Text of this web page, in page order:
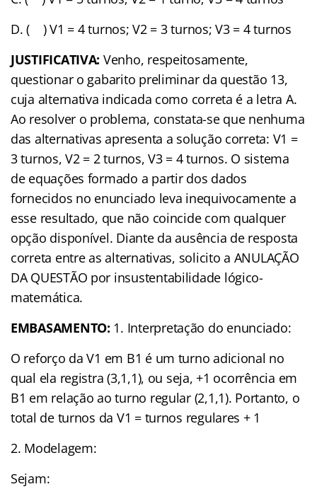
D. ( ) V1 = 4 turnos; V2 = 3 turnos; V3 = 4 turnos
JUSTIFICATIVA: Venho, respeitosamente,
questionar o gabarito preliminar da questão 13,
cuja alternativa indicada como correta é a letra A.
Ao resolver o problema, constata-se que nenhuma
das alternativas apresenta a solução correta: V1 =
3 turnos, V2 = 2 turnos, V3 = 4 turnos. O sistema
de equações formado a partir dos dados
fornecidos no enunciado leva inequivocamente a
esse resultado, que não coincide com qualquer
opção disponível. Diante da ausência de resposta
correta entre as alternativas, solicito a ANULAÇÃO
DA QUESTÃO por insustentabilidade lógico-
matemática.
EMBASAMENTO: 1. Interpretação do enunciado:
O reforço da V1 em B1 é um turno adicional no
qual ela registra (3,1,1), ou seja, +1 ocorrência em
B1 em relação ao turno regular (2,1,1). Portanto, o
total de turnos da V1 = turnos regulares + 1
2. Modelagem:
Sejam: